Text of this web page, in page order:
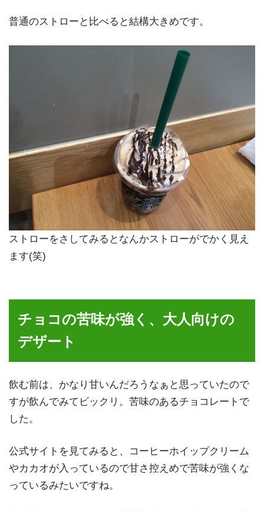
普通のストローと比べると結構大きめです。
ストローをさしてみるとなんかストローがでかく見え
ます(笑)
チョコの苦味が強く、大人向けの
デザート
飲む前は、かなり甘いんだろうなぁと思っていたので
すが飲んでみてビックリ。苦味のあるチョコレートで
した。
公式サイトを見てみると、コーヒーホイップクリーム
やカカオが入っているので甘さ控えめで苦味が強くな
っているみたいですね。